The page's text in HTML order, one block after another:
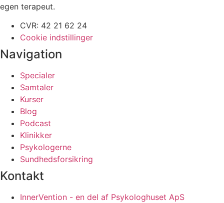
egen terapeut.
CVR: 42 21 62 24
Cookie indstillinger
Navigation
Specialer
Samtaler
Kurser
Blog
Podcast
Klinikker
Psykologerne
Sundhedsforsikring
Kontakt
InnerVention - en del af Psykologhuset ApS